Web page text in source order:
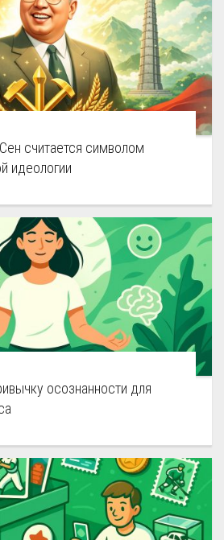
считается символом
идеологии
осознанности для